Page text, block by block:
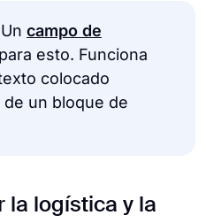
Un campo de
esto. Funciona
colocado
un bloque de
la logística y la